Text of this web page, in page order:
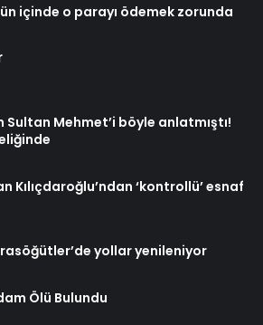
içinde o parayı ödemek zorunda
Sultan Mehmet’i böyle anlatmıştı!
Kılıçdaroğlu’ndan ‘kontrollü’ esnaf
yollar yenileniyor
Ölü Bulundu